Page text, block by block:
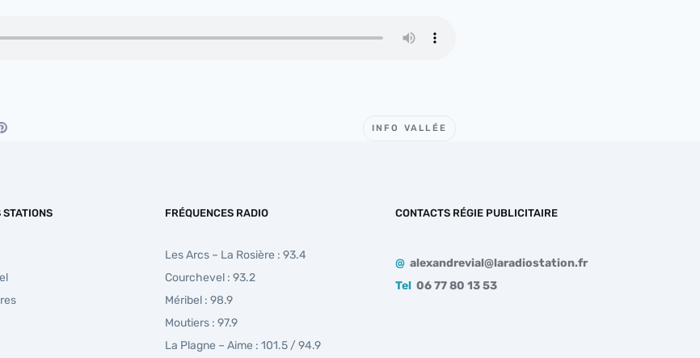
INFO VALLÉE
STATIONS FRÉQUENCES RADIO
Les Arcs – La Rosière : 93.4
Courchevel : 93.2
Méribel : 98.9
Moutiers : 97.9
La Plagne – Aime : 101.5 / 94.9
CONTACTS RÉGIE PUBLICITAIRE
@ alexandrevial@laradiostation.fr
Tel 06 77 80 13 53